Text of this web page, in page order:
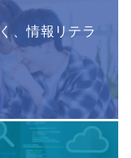
、情報リテラ